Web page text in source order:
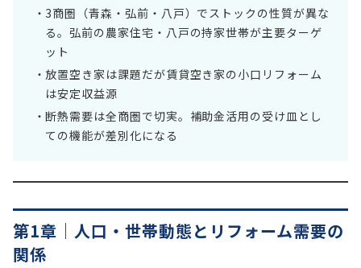
3商圏（青森・弘前・八戸）でストックの性質が異な
る。弘前の農家住宅・八戸の持家世帯が主要ターゲ
ット
放置空き家は課題だが賃貸空き家の小口リフォーム
は安定収益源
断熱需要は全商圏で切実。補助金活用の受け皿とし
ての機能が差別化になる
第1章｜人口・世帯動態とリフォーム需要の
関係